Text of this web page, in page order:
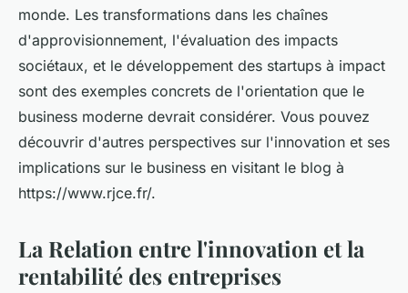
monde. Les transformations dans les chaînes
d'approvisionnement, l'évaluation des impacts
sociétaux, et le développement des startups à impact
sont des exemples concrets de l'orientation que le
business moderne devrait considérer. Vous pouvez
découvrir d'autres perspectives sur l'innovation et ses
implications sur le business en visitant le blog à
https://www.rjce.fr/.
La Relation entre l'innovation et la
rentabilité des entreprises